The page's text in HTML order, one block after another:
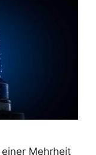
Mehrheit